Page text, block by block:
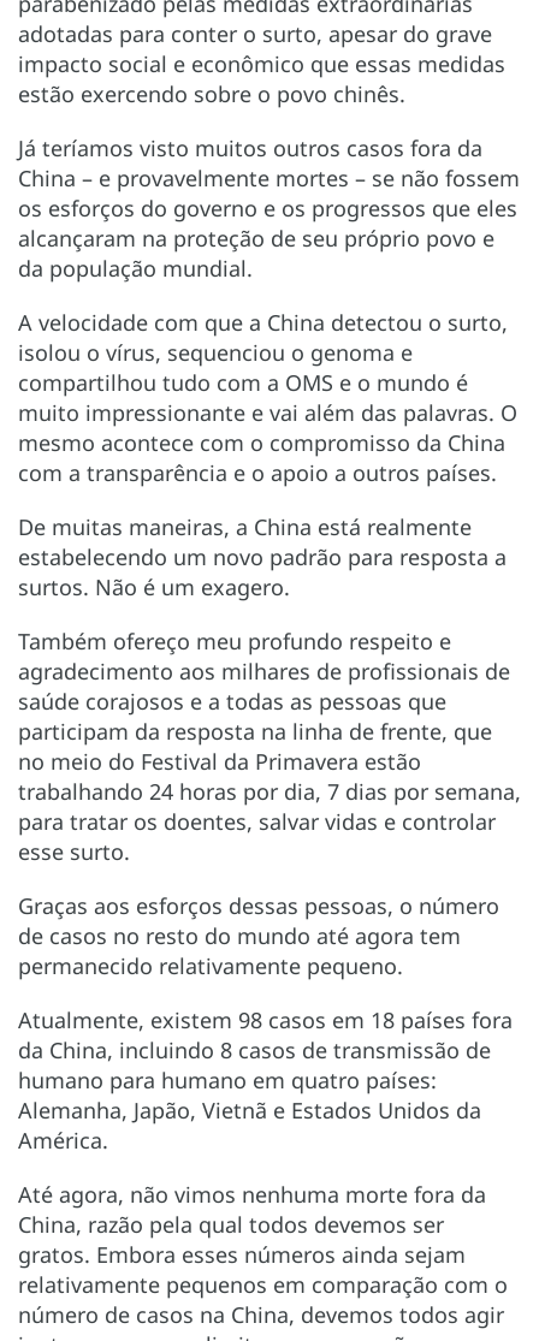
adotadas para conter o surto, apesar do grave
impacto social e econômico que essas medidas
estão exercendo sobre o povo chinês.
Já teríamos visto muitos outros casos fora da
China – e provavelmente mortes – se não fossem
os esforços do governo e os progressos que eles
alcançaram na proteção de seu próprio povo e
da população mundial.
A velocidade com que a China detectou o surto,
isolou o vírus, sequenciou o genoma e
compartilhou tudo com a OMS e o mundo é
muito impressionante e vai além das palavras. O
mesmo acontece com o compromisso da China
com a transparência e o apoio a outros países.
De muitas maneiras, a China está realmente
estabelecendo um novo padrão para resposta a
surtos. Não é um exagero.
Também ofereço meu profundo respeito e
agradecimento aos milhares de profissionais de
saúde corajosos e a todas as pessoas que
participam da resposta na linha de frente, que
no meio do Festival da Primavera estão
trabalhando 24 horas por dia, 7 dias por semana,
para tratar os doentes, salvar vidas e controlar
esse surto.
Graças aos esforços dessas pessoas, o número
de casos no resto do mundo até agora tem
permanecido relativamente pequeno.
Atualmente, existem 98 casos em 18 países fora
da China, incluindo 8 casos de transmissão de
humano para humano em quatro países:
Alemanha, Japão, Vietnã e Estados Unidos da
América.
Até agora, não vimos nenhuma morte fora da
China, razão pela qual todos devemos ser
gratos. Embora esses números ainda sejam
relativamente pequenos em comparação com o
número de casos na China, devemos todos agir